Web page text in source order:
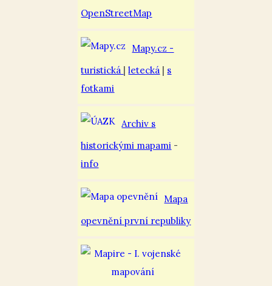
OpenStreetMap
Mapy.cz -
turistická |letecká | s
fotkami
Archiv s
historickými mapami -
info
Mapa
opevnění první republiky